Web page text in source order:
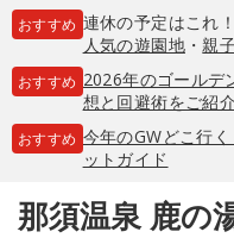
おすすめ 連休の予定はこれ
人気の遊園地・親
おすすめ 2026年のゴールデ
想と回避術をご紹介
おすすめ 今年のGWどこ行
ットガイド
那須温泉 鹿の